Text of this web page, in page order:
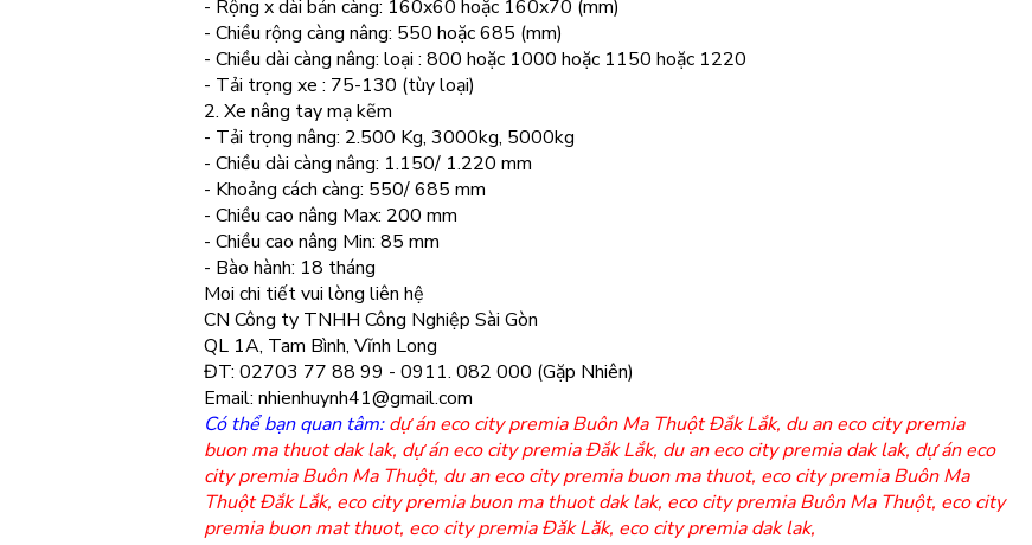
- Rộng x dài bản càng: 160x60 hoặc 160x70 (mm)
- Chiều rộng càng nâng: 550 hoặc 685 (mm)
- Chiều dài càng nâng: loại : 800 hoặc 1000 hoặc 1150 hoặc 1220
- Tải trọng xe : 75-130 (tùy loại)
2. Xe nâng tay mạ kẽm
- Tải trọng nâng: 2.500 Kg, 3000kg, 5000kg
- Chiều dài càng nâng: 1.150/ 1.220 mm
- Khoảng cách càng: 550/ 685 mm
- Chiều cao nâng Max: 200 mm
- Chiều cao nâng Min: 85 mm
- Bào hành: 18 tháng
Moi chi tiết vui lòng liên hệ
CN Công ty TNHH Công Nghiệp Sài Gòn
QL 1A, Tam Bình, Vĩnh Long
ĐT: 02703 77 88 99 - 0911. 082 000 (Gặp Nhiên)
Email: nhienhuynh41@gmail.com
Có thể bạn quan tâm: dự án eco city premia Buôn Ma Thuột Đắk Lắk, du an eco city premia
buon ma thuot dak lak, dự án eco city premia Đắk Lắk, du an eco city premia dak lak, dự án eco
city premia Buôn Ma Thuột, du an eco city premia buon ma thuot, eco city premia Buôn Ma
Thuột Đắk Lắk, eco city premia buon ma thuot dak lak, eco city premia Buôn Ma Thuột, eco city
premia buon mat thuot, eco city premia Đăk Lăk, eco city premia dak lak,